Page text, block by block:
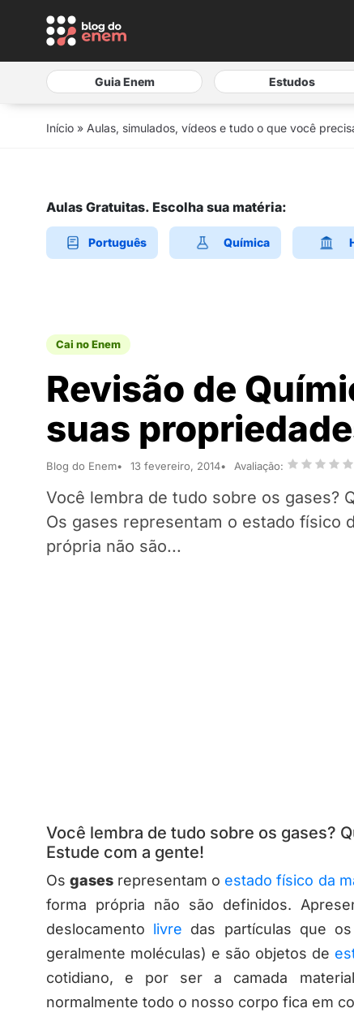
Guia Enem Estudos
Início » Aulas, simulados, vídeos e tudo o que você
Aulas Gratuitas. Escolha sua matéria:
Português Química
Cai no Enem
Revisão de
suas
Blog do Enem 13 fevereiro, 2014 Avaliação:
Você lembra de tudo sobre os gases?
Os gases representam o estado físico
própria não são...
Você lembra de tudo sobre os gases?
Estude com a gente!
Osgases representam o estado físico da
forma própria não são definidos.
deslocamento livre das partículas que
geralmente moléculas) e são objetos de
cotidiano, e por ser a camada
normalmente todo o nosso corpo fica em